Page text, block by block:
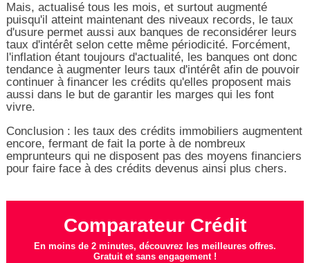
Mais, actualisé tous les mois, et surtout augmenté
puisqu'il atteint maintenant des niveaux records, le taux
d'usure permet aussi aux banques de reconsidérer leurs
taux d'intérêt selon cette même périodicité. Forcément,
l'inflation étant toujours d'actualité, les banques ont donc
tendance à augmenter leurs taux d'intérêt afin de pouvoir
continuer à financer les crédits qu'elles proposent mais
aussi dans le but de garantir les marges qui les font
vivre.
Conclusion : les taux des crédits immobiliers augmentent
encore, fermant de fait la porte à de nombreux
emprunteurs qui ne disposent pas des moyens financiers
pour faire face à des crédits devenus ainsi plus chers.
Comparateur Crédit
En moins de 2 minutes, découvrez les meilleures offres.
Gratuit et sans engagement !